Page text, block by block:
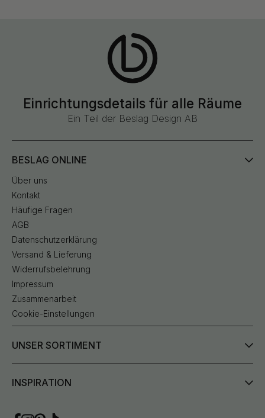
Einrichtungsdetails für alle Räume
Ein Teil der Beslag Design AB
BESLAG ONLINE
Über uns
Kontakt
Häufige Fragen
AGB
Datenschutzerklärung
Versand & Lieferung
Widerrufsbelehrung
Impressum
Zusammenarbeit
Cookie-Einstellungen
UNSER SORTIMENT
INSPIRATION